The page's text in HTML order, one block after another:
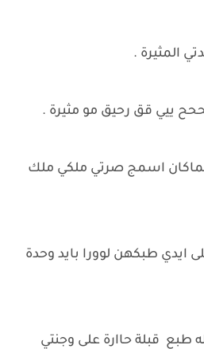
المثيرة .
ييي قق رحيق مو مثيرة .
اسمج صرتي ملكي ملك
ايدي طبكهن لوورا بايد وحدة
طبع قبلة حاارة على وجنتي